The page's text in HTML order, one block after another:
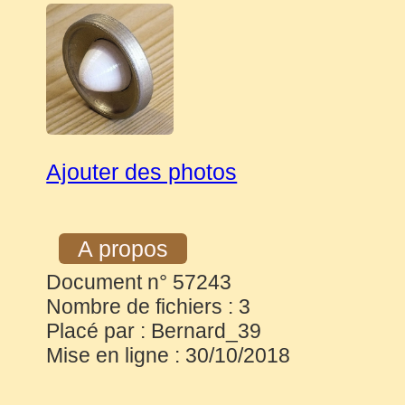
Ajouter des photos
A propos
Document n° 57243
Nombre de fichiers : 3
Placé par : Bernard_39
Mise en ligne : 30/10/2018